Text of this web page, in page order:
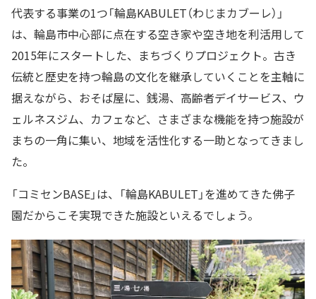
代表する事業の1つ「輪島KABULET（わじまカブーレ）」
は、輪島市中心部に点在する空き家や空き地を利活用して
2015年にスタートした、まちづくりプロジェクト。古き
伝統と歴史を持つ輪島の文化を継承していくことを主軸に
据えながら、おそば屋に、銭湯、高齢者デイサービス、ウ
ェルネスジム、カフェなど、さまざまな機能を持つ施設が
まちの一角に集い、地域を活性化する一助となってきまし
た。
「コミセンBASE」は、「輪島KABULET」を進めてきた佛子
園だからこそ実現できた施設といえるでしょう。